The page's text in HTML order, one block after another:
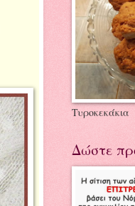
Τυροκεκάκια
Δώστε